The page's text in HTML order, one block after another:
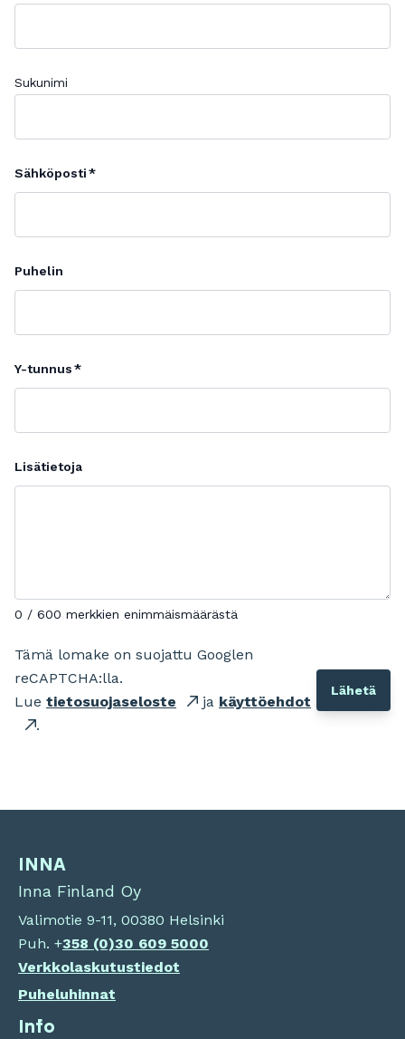
Sukunimi
Sähköposti
Puhelin
Y-tunnus
Lisätietoja
0 / 600 merkkien enimmäismäärästä
Tämä lomake on suojattu Googlen
reCAPTCHA:lla.
Lue tietosuojaseloste ja käyttöehdot
.
INNA
Inna Finland Oy
Valimotie 9-11, 00380 Helsinki
Puh. +358 (0)30 609 5000
Verkkolaskutustiedot
Puheluhinnat
Info